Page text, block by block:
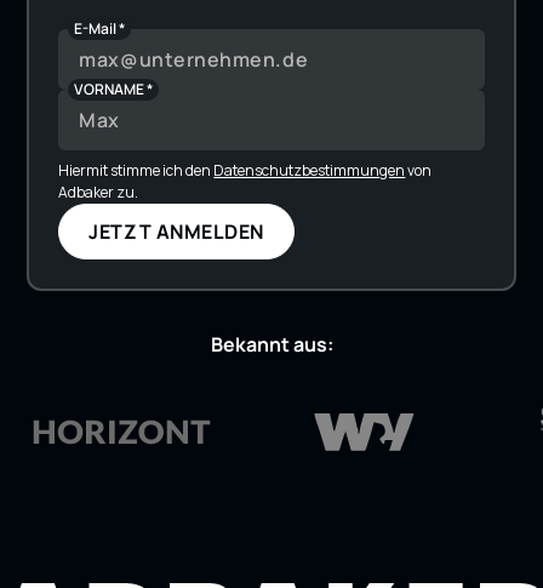
E-Mail *
VORNAME *
Hiermit stimme ich den Datenschutzbestimmungenvon
Adbaker zu.
Bekannt aus: